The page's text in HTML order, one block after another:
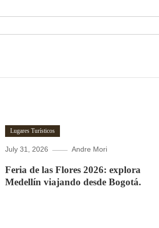
Lugares Turísticos
July 31, 2026 Andre Mori
Feria de las Flores 2026: explora
Medellín viajando desde Bogotá.